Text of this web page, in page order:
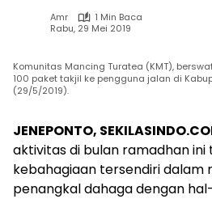
Amr
1 Min Baca
Rabu, 29 Mei 2019
Komunitas Mancing Turatea (KMT),
100 paket takjil ke pengguna jalan di
(29/5/2019).
JENEPONTO,
aktivitas di bulan ramadhan ini
kebahagiaan tersendiri dalam
penangkal dahaga dengan